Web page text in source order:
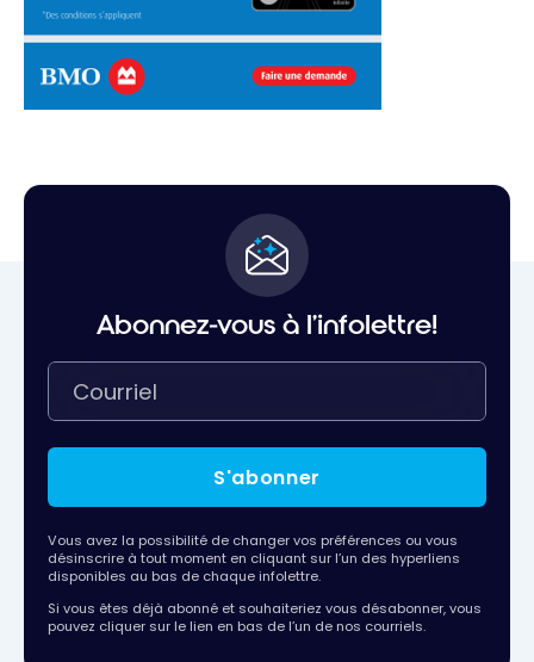
Abonnez-vous à l'infolettre!
S'abonner
Vous avez la possibilité de changer vos préférences ou vous
désinscrire à tout moment en cliquant sur l’un des hyperliens
disponibles au bas de chaque infolettre.
Si vous êtes déjà abonné et souhaiteriez vous désabonner, vous
pouvez cliquer sur le lien en bas de l’un de nos courriels.